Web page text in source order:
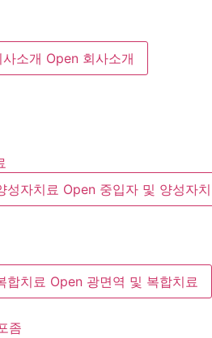
소개 Open 회사소개
성자치료 Open 중입자 및 양성자
합치료 Open 광면역 및 복합치료
좀